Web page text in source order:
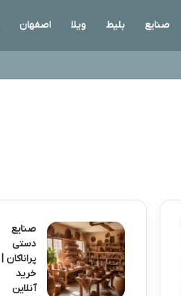
صنایع بلیط ویلا اصفهان
صنایع
دستی
پراناکان |
خرید
آنلاین